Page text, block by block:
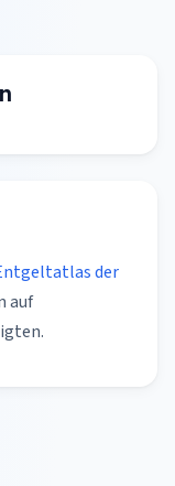
der
auf